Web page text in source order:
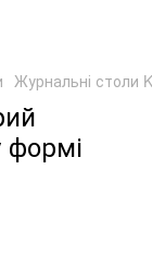
Журнальні столи